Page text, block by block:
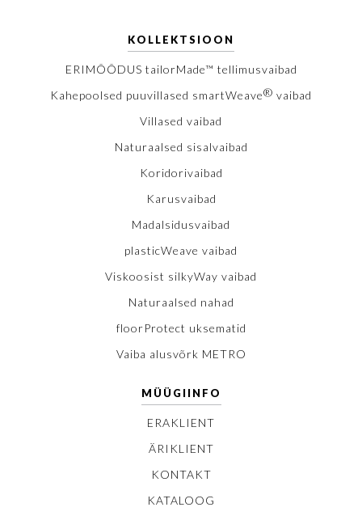
KOLLEKTSIOON
ERIMÕÕDUS tailorMade™ tellimusvaibad
Kahepoolsed puuvillased smartWeave® vaibad
Villased vaibad
Naturaalsed sisalvaibad
Koridorivaibad
Karusvaibad
Madalsidusvaibad
plasticWeave vaibad
Viskoosist silkyWay vaibad
Naturaalsed nahad
floorProtect uksematid
Vaiba alusvõrk METRO
MÜÜGIINFO
ERAKLIENT
ÄRIKLIENT
KONTAKT
KATALOOG